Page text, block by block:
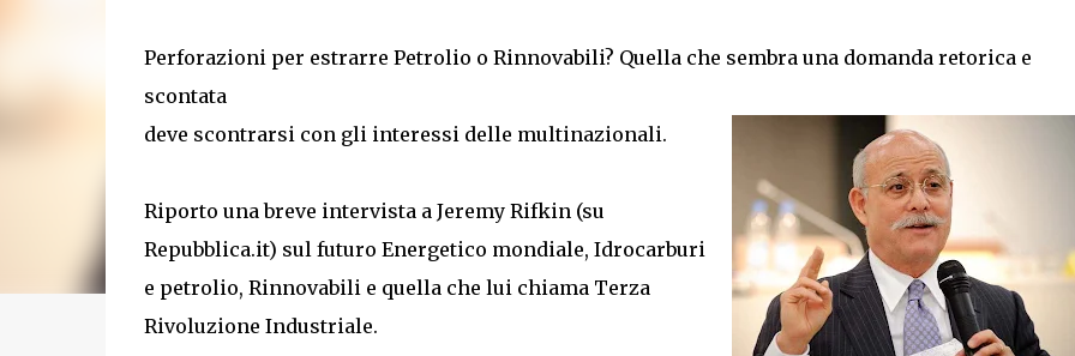
Perforazioni per estrarre Petrolio o Rinnovabili? Quella che sembra una domanda retorica e
scontata
deve scontrarsi con gli interessi delle multinazionali.
Riporto una breve intervista a Jeremy Rifkin (su
Repubblica.it) sul futuro Energetico mondiale, Idrocarburi
e petrolio, Rinnovabili e quella che lui chiama Terza
Rivoluzione Industriale.